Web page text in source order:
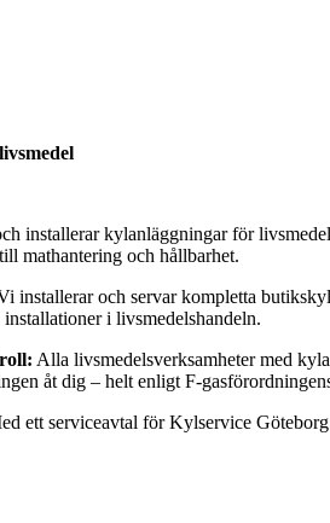
installerar kylanläggningar för
mathantering och hållbarhet.
installerar och servar kompletta
i livsmedelshandeln.
Alla livsmedelsverksamheter med
åt dig – helt enligt F-
ett serviceavtal för Kylservice